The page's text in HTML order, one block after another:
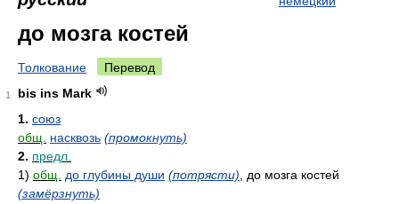
до мозга костей
Толкование Перевод
1
bis ins Mark
1. союз
общ.
насквозь (промокнуть)
2. предл.
1) общ. до глубины души (потрясти) , до мозга костей
(замёрзнуть)